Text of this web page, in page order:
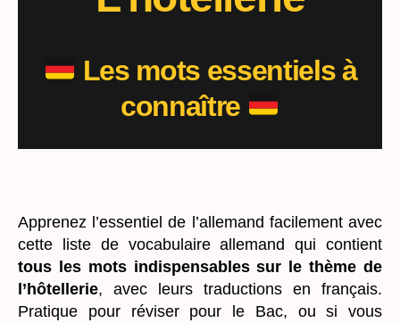
Les mots essentiels à
connaître
Apprenez l’essentiel de l’allemand facilement avec
cette liste de vocabulaire allemand qui contient
tous les mots indispensables sur le thème de
l’hôtellerie, avec leurs traductions en français.
Pratique pour réviser pour le Bac, ou si vous